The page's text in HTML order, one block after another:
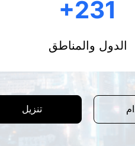
231
الدول والمناطق
تنزيل